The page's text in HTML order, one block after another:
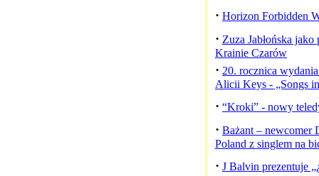
· Horizon Forbidden
· Zuza Jabłońska
Krainie Czarów
· 20. rocznica
Alicii Keys - „Songs
· “Kroki” - nowy
· Bażant – newcomer
Poland z singlem na
· J Balvin prezentuje